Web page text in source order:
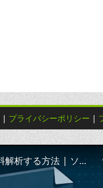
| プライバシーポリシー |
📦 RARパスワードをオンラインで無料解析する方法 | ソフトウェアのインストール不要